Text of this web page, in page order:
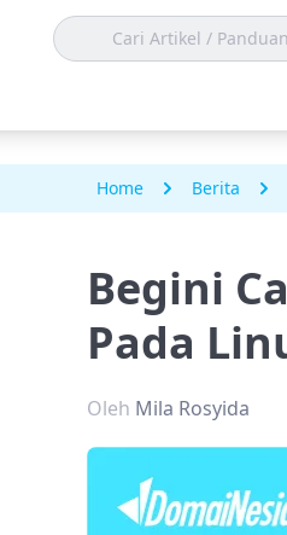
Home Berita
Begini
Pada
Oleh Mila Rosyida